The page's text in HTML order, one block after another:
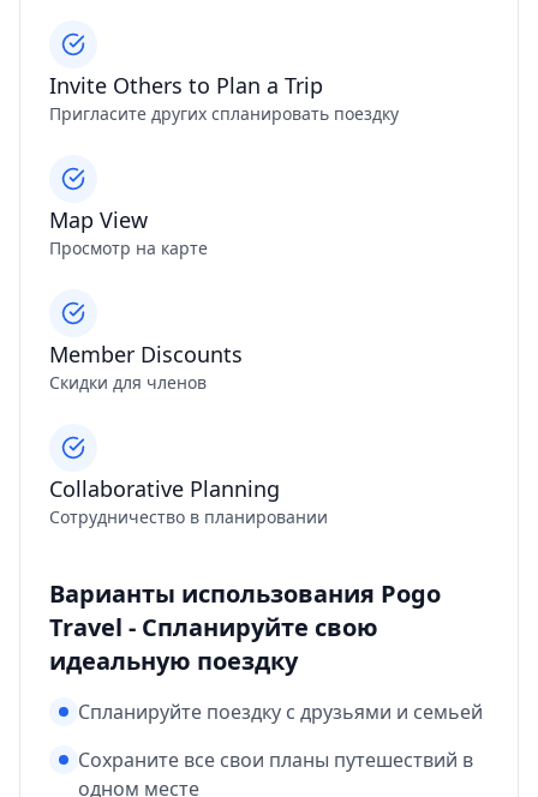
Invite Others to Plan a Trip
Пригласите других спланировать поездку
Map View
Просмотр на карте
Member Discounts
Скидки для членов
Collaborative Planning
Сотрудничество в планировании
Варианты использования Pogo
Travel - Спланируйте свою
идеальную поездку
Спланируйте поездку с друзьями и семьей
Сохраните все свои планы путешествий в
одном месте